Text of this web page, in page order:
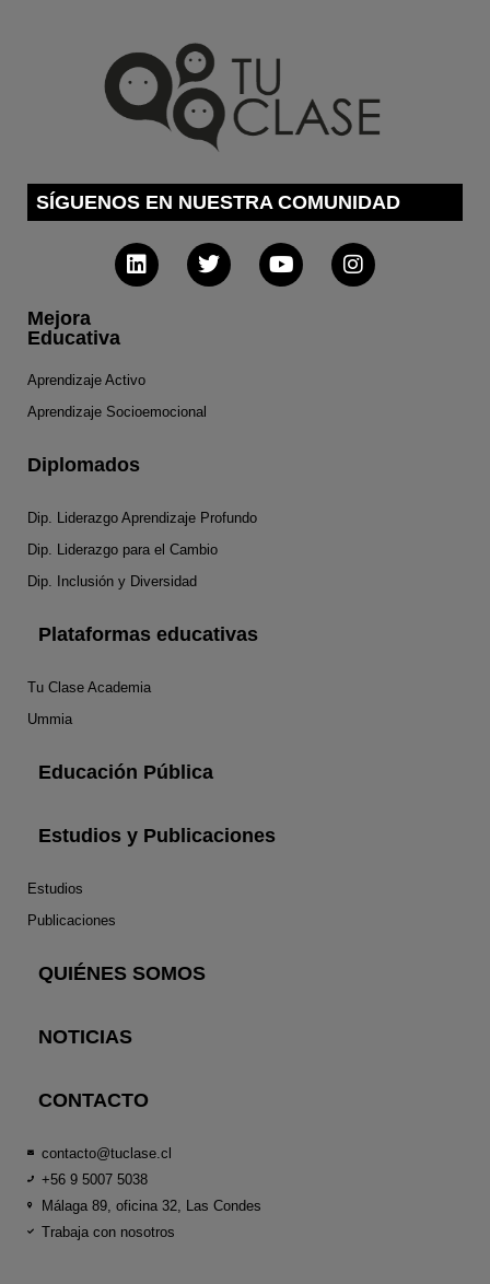
SÍGUENOS EN NUESTRA COMUNIDAD
Mejora
Educativa
Aprendizaje Activo
Aprendizaje Socioemocional
Diplomados
Dip. Liderazgo Aprendizaje Profundo
Dip. Liderazgo para el Cambio
Dip. Inclusión y Diversidad
Plataformas educativas
Tu Clase Academia
Ummia
Educación Pública
Estudios y Publicaciones
Estudios
Publicaciones
QUIÉNES SOMOS
NOTICIAS
CONTACTO
contacto@tuclase.cl
+56 9 5007 5038
Málaga 89, oficina 32, Las Condes
Trabaja con nosotros